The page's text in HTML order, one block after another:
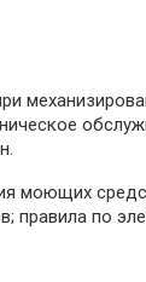
моющих
по